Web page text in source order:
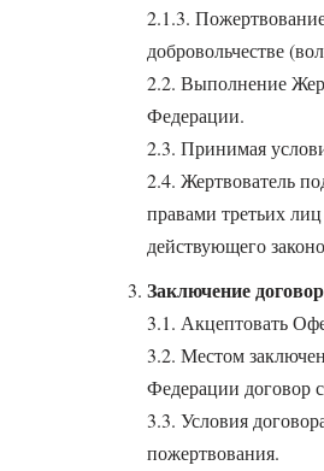
2.1.3.
добровольчестве
2.2. Выполнение
Федерации.
2.3. Принимая
2.4. Жертвователь
правами третьих
действующего
Заключение
3.1. Акцептовать
3.2. Местом
Федерации договор
3.3. Условия
пожертвования.